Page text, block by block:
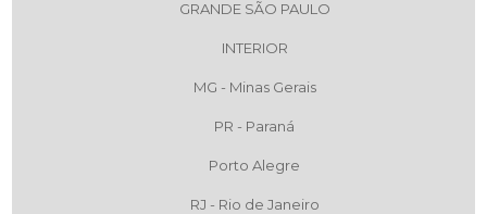
GRANDE SÃO PAULO
INTERIOR
MG - Minas Gerais
PR - Paraná
Porto Alegre
RJ - Rio de Janeiro